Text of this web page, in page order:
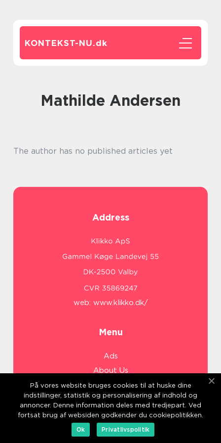
KONTEKST-NU.dk
Mathilde Andersen
The author has no published articles yet
Address
web: www.klikko.dk/
Menu
Ads
About Us
Cookies
Contact
Sitemap
På vores website bruges cookies til at huske dine
indstillinger, statistik og personalisering af indhold og
annoncer. Denne information deles med tredjepart. Ved
fortsat brug af websiden godkender du cookiepolitikken.
Ok
Privatlivspolitik